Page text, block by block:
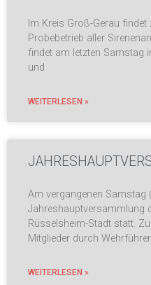
Im Kreis Groß-Gerau
Probebetrieb aller
findet am letzten Samstag
und
WEITERLESEN »
Am vergangenen Samstag
Jahreshauptversammlung
Rüsselsheim-Stadt statt.
Mitglieder durch
WEITERLESEN »